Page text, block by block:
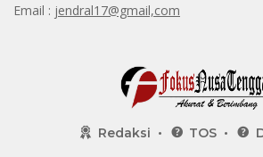
Email : jendral17@gmail,com
Redaksi TOS